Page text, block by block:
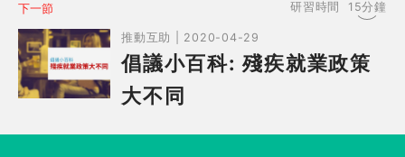
下一節
推動互助 | 2020-04-29
研習時間 15分鐘
倡議小百科: 殘疾就業政策
大不同